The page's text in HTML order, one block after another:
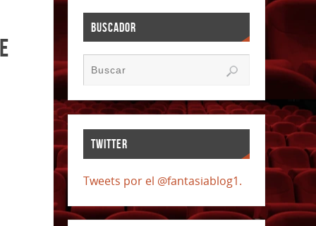
BUSCADOR
TWITTER
Tweets por el @fantasiablog1.